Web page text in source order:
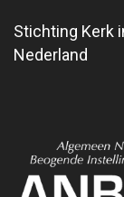
Stichting Kerk
Nederland